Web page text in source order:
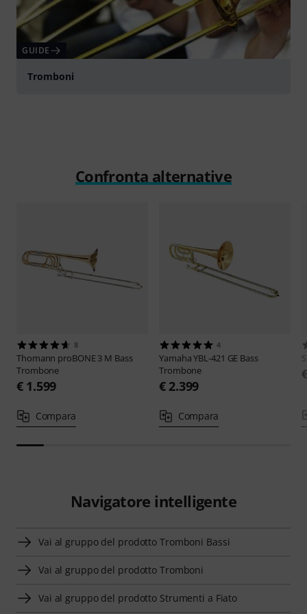
GUIDE
Tromboni
Confronta alternative
8
Thomann proBONE 3 M Bass
Trombone
€ 1.599
Compara
4
YamahaYBL-421 GE Bass
Trombone
€ 2.399
Compara
Navigatore intelligente
Vai al gruppo del prodotto Tromboni Bassi
Vai al gruppo del prodotto Tromboni
Vai al gruppo del prodotto Strumenti a Fiato